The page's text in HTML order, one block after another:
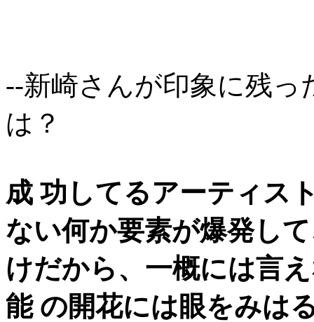
--新崎さんが印象に残
は？
成 功してるアーティス
ない何か要素が爆発し
けだから、一概には言
能 の開花には眼をみは